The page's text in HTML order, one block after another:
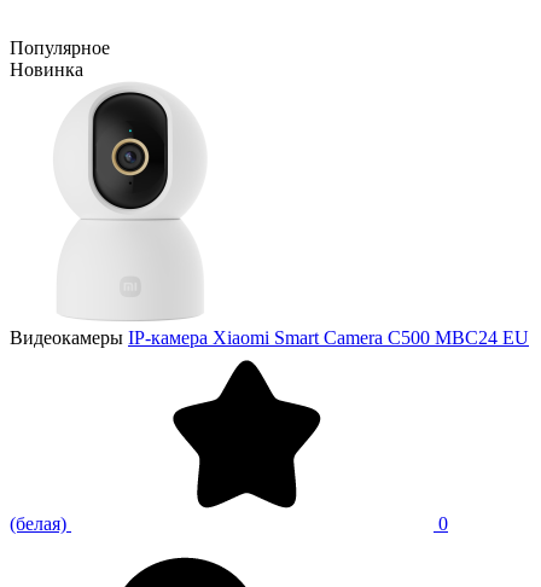
Популярное
Новинка
Видеокамеры IP-камера Xiaomi Smart Camera С500 MBC24 EU
(белая) 0